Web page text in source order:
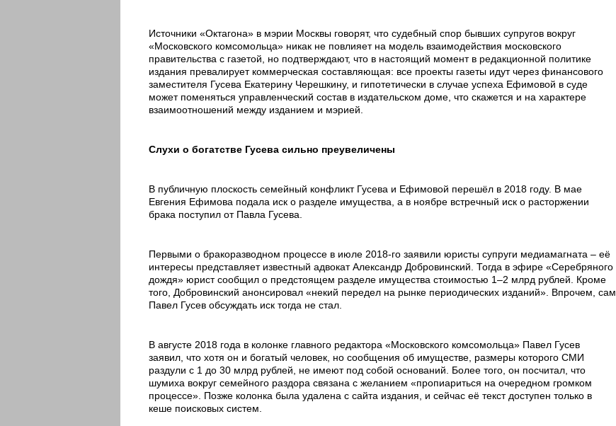
Источники «Октагона» в мэрии Москвы говорят, что судебный спор бывших супругов вокруг
«Московского комсомольца» никак не повлияет на модель взаимодействия московского
правительства с газетой, но подтверждают, что в настоящий момент в редакционной политике
издания превалирует коммерческая составляющая: все проекты газеты идут через финансового
заместителя Гусева Екатерину Черешкину, и гипотетически в случае успеха Ефимовой в суде
может поменяться управленческий состав в издательском доме, что скажется и на характере
взаимоотношений между изданием и мэрией.
Слухи о богатстве Гусева сильно преувеличены
В публичную плоскость семейный конфликт Гусева и Ефимовой перешёл в 2018 году. В мае
Евгения Ефимова подала иск о разделе имущества, а в ноябре встречный иск о расторжении
брака поступил от Павла Гусева.
Первыми о бракоразводном процессе в июле 2018-го заявили юристы супруги медиамагната – её
интересы представляет известный адвокат Александр Добровинский. Тогда в эфире «Серебряного
дождя» юрист сообщил о предстоящем разделе имущества стоимостью 1–2 млрд рублей. Кроме
того, Добровинский анонсировал «некий передел на рынке периодических изданий». Впрочем, сам
Павел Гусев обсуждать иск тогда не стал.
В августе 2018 года в колонке главного редактора «Московского комсомольца» Павел Гусев
заявил, что хотя он и богатый человек, но сообщения об имуществе, размеры которого СМИ
раздули с 1 до 30 млрд рублей, не имеют под собой оснований. Более того, он посчитал, что
шумиха вокруг семейного раздора связана с желанием «пропиариться на очередном громком
процессе». Позже колонка была удалена с сайта издания, и сейчас её текст доступен только в
кеше поисковых систем.